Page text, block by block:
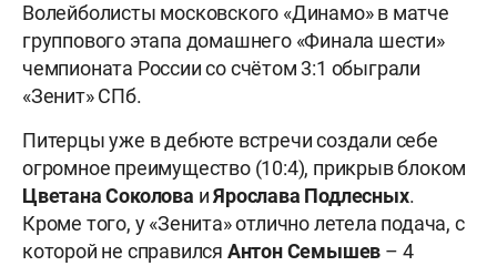
Волейболисты московского «Динамо» в матче
группового этапа домашнего «Финала шести»
чемпионата России со счётом 3:1 обыграли
«Зенит» СПб.
Питерцы уже в дебюте встречи создали себе
огромное преимущество (10:4), прикрыв блоком
Цветана Соколова иЯрослава Подлесных.
Кроме того, у «Зенита» отлично летела подача, с
которой не справился Антон Семышев – 4